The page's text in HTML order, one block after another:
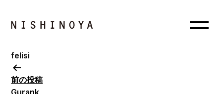
felisi
投
稿
ナ
前の投稿
Gurank